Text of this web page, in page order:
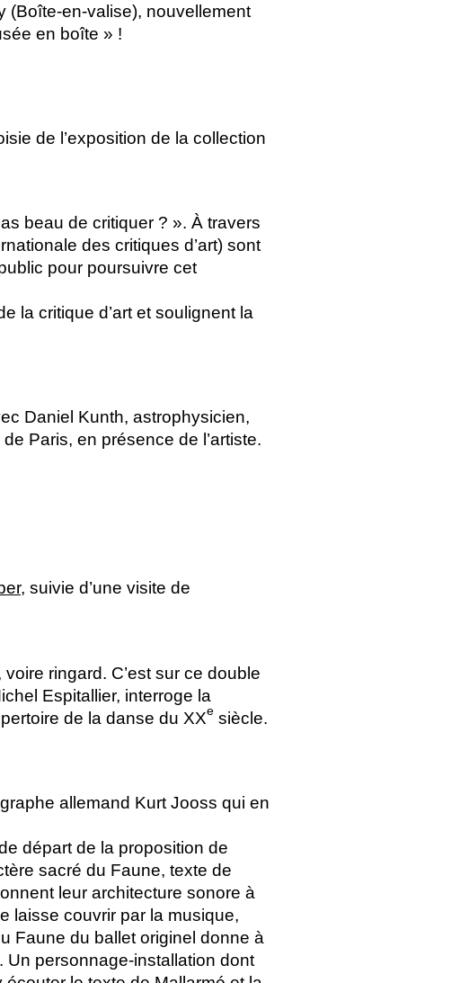
(Boîte-en-valise), nouvellement
en boîte » !
de l’exposition de la collection
beau de critiquer ? ». À travers
des critiques d’art) sont
pour poursuivre cet
la critique d’art et soulignent la
Daniel Kunth, astrophysicien,
Paris, en présence de l’artiste.
, suivie d’une visite de
ringard. C’est sur ce double
Espitallier, interroge la
de la danse du XXe siècle.
allemand Kurt Jooss qui en
départ de la proposition de
sacré du Faune, texte de
leur architecture sonore à
laisse couvrir par la musique,
Faune du ballet originel donne à
Un personnage-installation dont